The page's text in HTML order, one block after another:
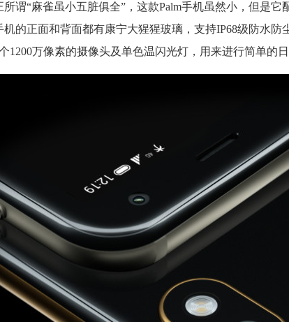
谓“麻雀虽小五脏俱全”，这款Palm手机虽然小，但是它
机的正面和背面都有康宁大猩猩玻璃，支持IP68级防水防
1200万像素的摄像头及单色温闪光灯，用来进行简单的